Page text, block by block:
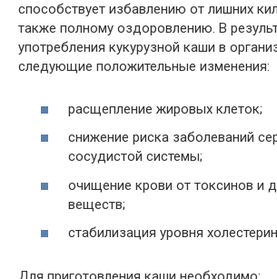
способствует избавлению от лишних
также полному оздоровлению. В
употребления кукурузной каши в
следующие положительные изменения:
расщепление жировых клеток;
снижение риска заболеваний
сосудистой системы;
очищение крови от токсинов и
веществ;
стабилизация уровня